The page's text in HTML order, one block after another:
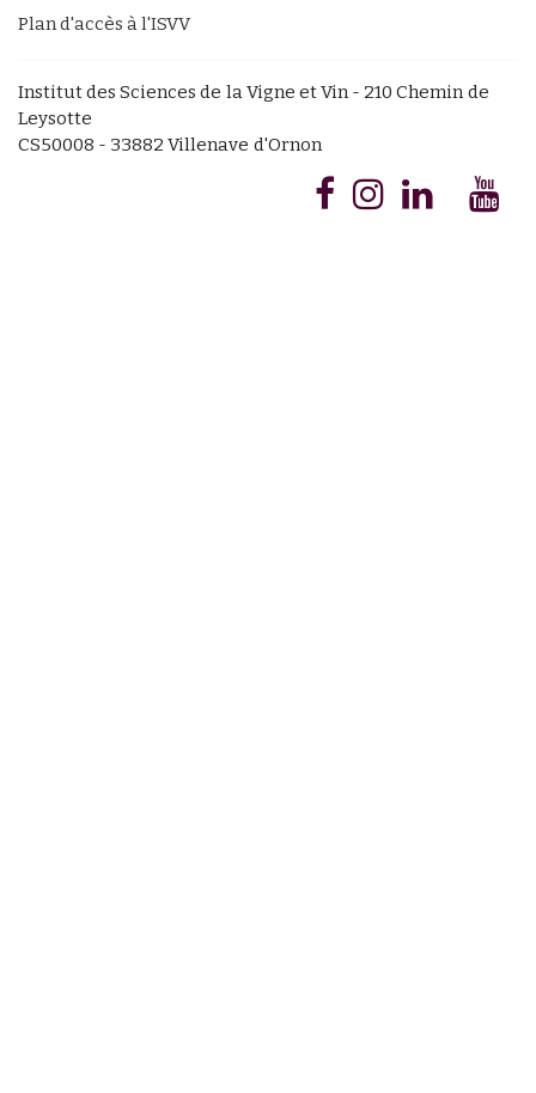
Plan d'accès à l'ISVV
Institut des Sciences de la Vigne et Vin - 210 Chemin de
Leysotte
CS50008 - 33882 Villenave d'Ornon